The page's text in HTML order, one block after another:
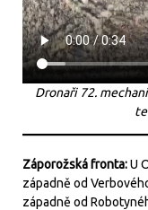
Dronaři 72.
Záporožská fronta:U
západně od
západně od